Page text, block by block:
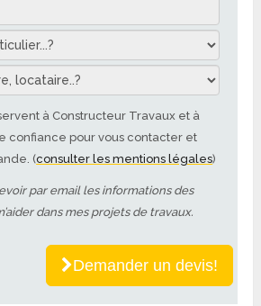
à Constructeur Travaux et à
confiance pour vous contacter et
(consulter les mentions légales)
par email les informations des
dans mes projets de travaux.
Demander un devis!